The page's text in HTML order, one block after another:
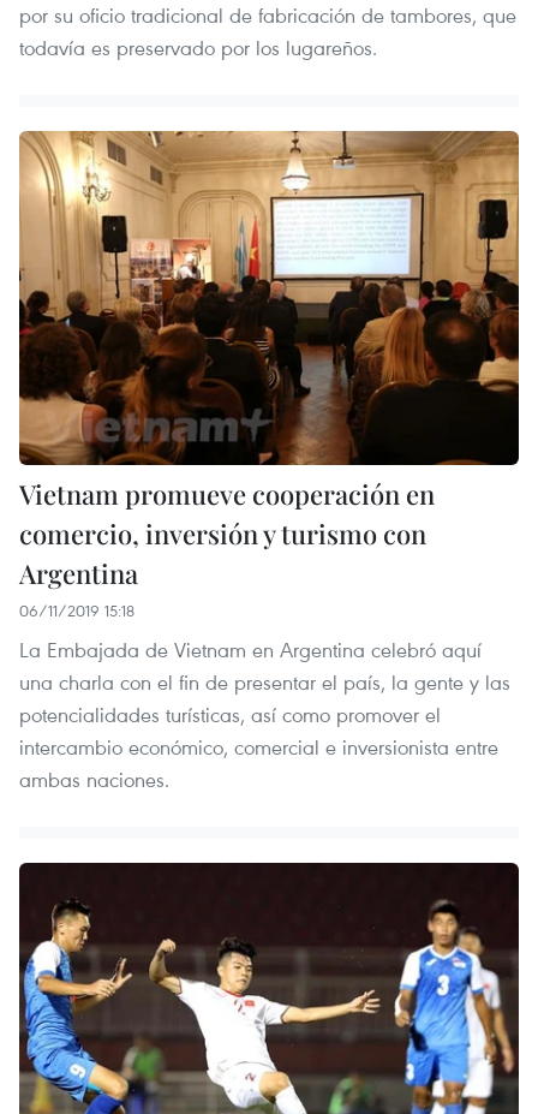
por su oficio tradicional de fabricación de tambores, que
todavía es preservado por los lugareños.
Vietnam promueve cooperación en
comercio, inversión y turismo con
Argentina
06/11/2019 15:18
La Embajada de Vietnam en Argentina celebró aquí
una charla con el fin de presentar el país, la gente y las
potencialidades turísticas, así como promover el
intercambio económico, comercial e inversionista entre
ambas naciones.